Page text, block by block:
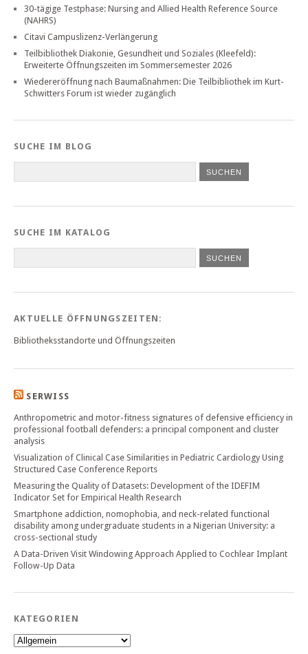
30-tägige Testphase: Nursing and Allied Health Reference Source
(NAHRS)
Citavi Campuslizenz-Verlängerung
Teilbibliothek Diakonie, Gesundheit und Soziales (Kleefeld):
Erweiterte Öffnungszeiten im Sommersemester 2026
Wiedereröffnung nach Baumaßnahmen: Die Teilbibliothek im Kurt-
Schwitters Forum ist wieder zugänglich
SUCHE IM BLOG
SUCHE IM KATALOG
SUCHEN
AKTUELLE ÖFFNUNGSZEITEN:
Bibliotheksstandorte und Öffnungszeiten
SERWISS
Anthropometric and motor-fitness signatures of defensive efficiency in
professional football defenders: a principal component and cluster
analysis
Visualization of Clinical Case Similarities in Pediatric Cardiology Using
Structured Case Conference Reports
Measuring the Quality of Datasets: Development of the IDEFIM
Indicator Set for Empirical Health Research
Smartphone addiction, nomophobia, and neck-related functional
disability among undergraduate students in a Nigerian University: a
cross-sectional study
A Data-Driven Visit Windowing Approach Applied to Cochlear Implant
Follow-Up Data
KATEGORIEN
Kategorien